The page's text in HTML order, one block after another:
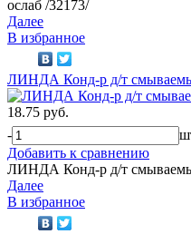
ослаб /32173/
Далее
В избранное
ЛИНДА Конд-р д/т
18.75 руб.
-
Добавить к сравнению
ЛИНДА Конд-р д/т
Далее
В избранное